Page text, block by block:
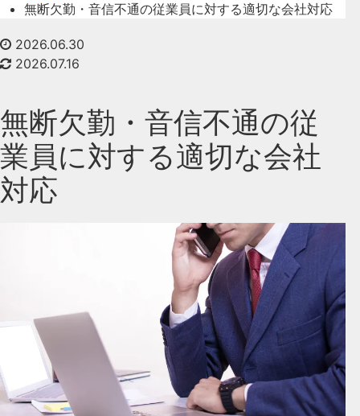
無断欠勤・音信不通の従業員に対する適切な会社対応
2026.06.30
2026.07.16
無断欠勤・音信不通の従
業員に対する適切な会社
対応